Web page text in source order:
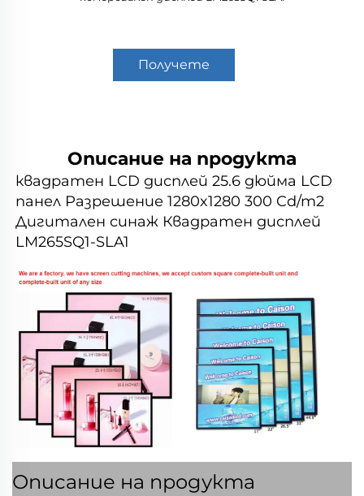
Получете
Описание на продукта
квадратен LCD дисплей 25.6 дюйма LCD
панел Разрешение 1280x1280 300 Cd/m2
Дигитален синаж Квадратен дисплей
LM265SQ1-SLA1
Описание на продукта